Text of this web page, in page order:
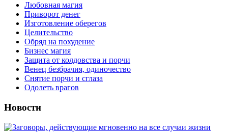
Любовная магия
Приворот денег
Изготовление оберегов
Целительство
Обряд на похудение
Бизнес магия
Защита от колдовства и порчи
Венец безбрачия, одиночество
Снятие порчи и сглаза
Одолеть врагов
Новости